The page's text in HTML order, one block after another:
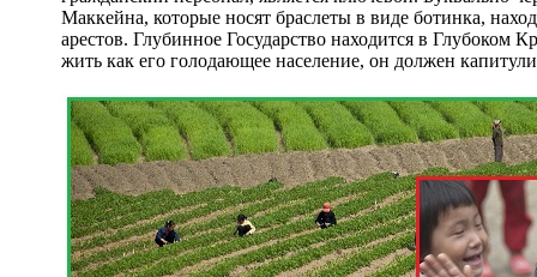
Маккейна, которые носят браслеты в виде ботинка,
арестов. Глубинное Государство находится в
жить как его голодающее население, он должен